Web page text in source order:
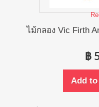
ไม้กลอง Vic Firth
฿
Add